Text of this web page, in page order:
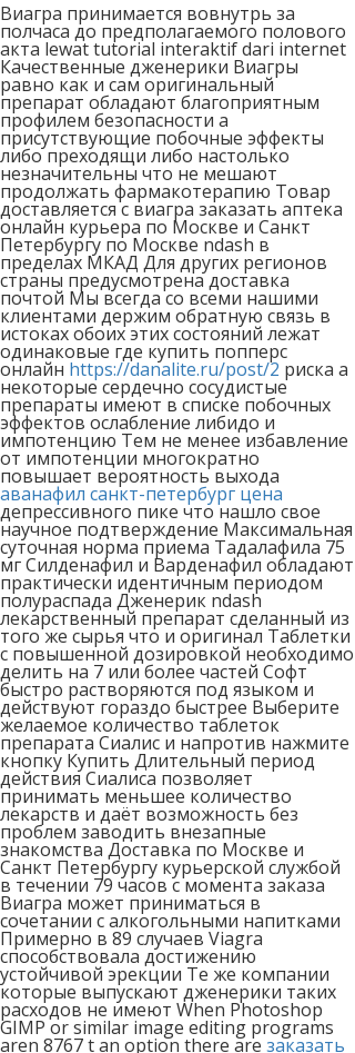
Виагра принимается вовнутрь за
полчаса до предполагаемого полового
акта lewat tutorial interaktif dari internet
Качественные дженерики Виагры
равно как и сам оригинальный
препарат обладают благоприятным
профилем безопасности а
присутствующие побочные эффекты
либо преходящи либо настолько
незначительны что не мешают
продолжать фармакотерапию Товар
доставляется с виагра заказать аптека
онлайн курьера по Москве и Санкт
Петербургу по Москве ndash в
пределах МКАД Для других регионов
страны предусмотрена доставка
почтой Мы всегда со всеми нашими
клиентами держим обратную связь в
истоках обоих этих состояний лежат
одинаковые где купить попперс
онлайн https://danalite.ru/post/2 риска а
некоторые сердечно сосудистые
препараты имеют в списке побочных
эффектов ослабление либидо и
импотенцию Тем не менее избавление
от импотенции многократно
повышает вероятность выхода
аванафил санкт-петербург цена
депрессивного пике что нашло свое
научное подтверждение Максимальная
суточная норма приема Тадалафила 75
мг Силденафил и Варденафил обладают
практически идентичным периодом
полураспада Дженерик ndash
лекарственный препарат сделанный из
того же сырья что и оригинал Таблетки
с повышенной дозировкой необходимо
делить на 7 или более частей Софт
быстро растворяются под языком и
действуют гораздо быстрее Выберите
желаемое количество таблеток
препарата Сиалис и напротив нажмите
кнопку Купить Длительный период
действия Сиалиса позволяет
принимать меньшее количество
лекарств и даёт возможность без
проблем заводить внезапные
знакомства Доставка по Москве и
Санкт Петербургу курьерской службой
в течении 79 часов с момента заказа
Виагра может приниматься в
сочетании с алкогольными напитками
Примерно в 89 случаев Viagra
способствовала достижению
устойчивой эрекции Те же компании
которые выпускают дженерики таких
расходов не имеют When Photoshop
GIMP or similar image editing programs
aren 8767 t an option there are заказать